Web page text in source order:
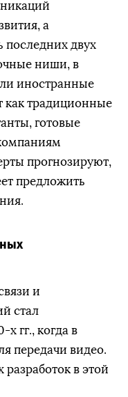
а
последних двух
ниши, в
иностранные
как традиционные
готовые
прогнозируют,
предложить
и
стал
гг., когда в
передачи видео.
в этой